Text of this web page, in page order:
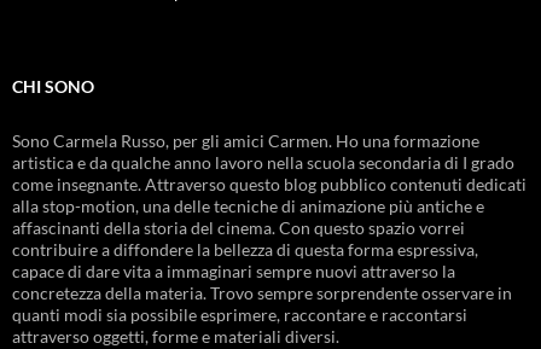
CHI SONO
Sono Carmela Russo, per gli amici Carmen. Ho una formazione
artistica e da qualche anno lavoro nella scuola secondaria di I grado
come insegnante. Attraverso questo blog pubblico contenuti dedicati
alla stop-motion, una delle tecniche di animazione più antiche e
affascinanti della storia del cinema. Con questo spazio vorrei
contribuire a diffondere la bellezza di questa forma espressiva,
capace di dare vita a immaginari sempre nuovi attraverso la
concretezza della materia. Trovo sempre sorprendente osservare in
quanti modi sia possibile esprimere, raccontare e raccontarsi
attraverso oggetti, forme e materiali diversi.